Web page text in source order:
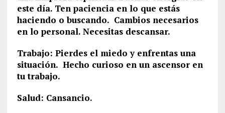
este día. Ten paciencia en lo que estás
haciendo o buscando. Cambios necesarios
en lo personal. Necesitas descansar.
Trabajo: Pierdes el miedo y enfrentas una
situación. Hecho curioso en un ascensor en
tu trabajo.
Salud: Cansancio.